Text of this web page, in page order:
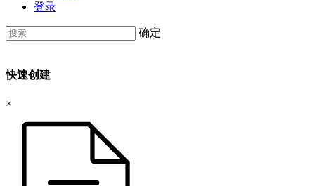
登录
确定
快速创建
×